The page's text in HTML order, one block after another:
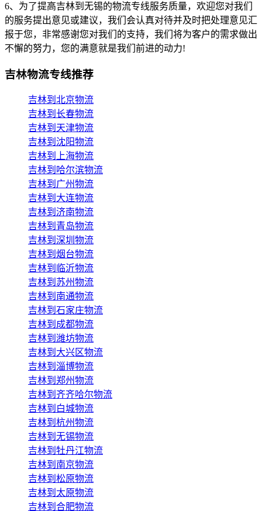
6、为了提高吉林到无锡的物流专线服务质量，欢迎您对我们
的服务提出意见或建议，我们会认真对待并及时把处理意见汇
报于您，非常感谢您对我们的支持，我们将为客户的需求做出
不懈的努力，您的满意就是我们前进的动力!
吉林物流专线推荐
吉林到北京物流
吉林到长春物流
吉林到天津物流
吉林到沈阳物流
吉林到上海物流
吉林到哈尔滨物流
吉林到广州物流
吉林到大连物流
吉林到济南物流
吉林到青岛物流
吉林到深圳物流
吉林到烟台物流
吉林到临沂物流
吉林到苏州物流
吉林到南通物流
吉林到石家庄物流
吉林到成都物流
吉林到潍坊物流
吉林到大兴区物流
吉林到淄博物流
吉林到郑州物流
吉林到齐齐哈尔物流
吉林到白城物流
吉林到杭州物流
吉林到无锡物流
吉林到牡丹江物流
吉林到南京物流
吉林到松原物流
吉林到太原物流
吉林到合肥物流